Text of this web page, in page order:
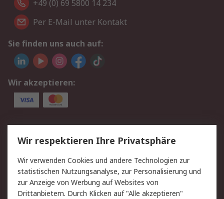
+49 (0) 69 5800 14 234
Per E-Mail unter Kontakt
Sie finden uns auch auf:
Wir akzeptieren:
Service
Value Added Services
Lieferlösungen
Rücksendungen
Kontakt
Hilfe
Privatkunden
Wir respektieren Ihre Privatsphäre
Wir verwenden Cookies und andere Technologien zur
statistischen Nutzungsanalyse, zur Personalisierung und
zur Anzeige von Werbung auf Websites von
Drittanbietern. Durch Klicken auf "Alle akzeptieren"